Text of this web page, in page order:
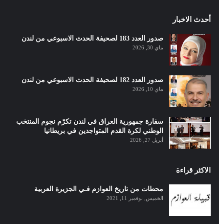
أحدث الاخبار
صدور العدد 183 لصحيفة الحدث الاسبوعي من لندن
ماي 30, 2026
صدور العدد 182 لصحيفة الحدث الاسبوعي من لندن
ماي 10, 2026
سفارة جمهورية العراق في لندن تكرّم نجوم المنتخب
الوطني لكرة القدم المتواجدين في بريطانيا
أبريل 27, 2026
الاكثر قراءة
محطات من تاريخ العوازم فـي الجزيرة العربية
الخميس, نوفمبر 11, 2021